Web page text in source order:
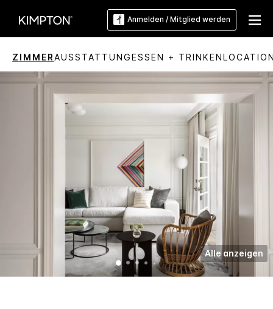
Anmelden / Mitglied werden
ZIMMERAUSSTATTUNGESSEN + TRINKEN
Alle anzeigen